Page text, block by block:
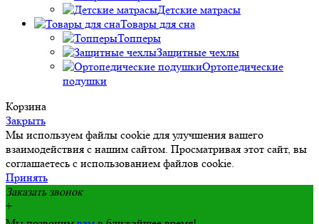
Детские матрасы
Товары для сна
Топперы
Защитные чехлы
Ортопедические
подушки
Корзина
Закрыть
Мы используем файлы cookie для улучшения вашего
взаимодействия с нашим сайтом. Просматривая этот сайт, вы
соглашаетесь с использованием файлов cookie.
Принять
Заказать звонок
+